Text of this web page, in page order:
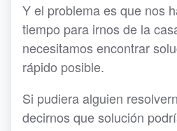
Y el problema es que nos
tiempo para irnos de la
necesitamos encontrar
rápido posible.
Si pudiera alguien
decirnos que solución